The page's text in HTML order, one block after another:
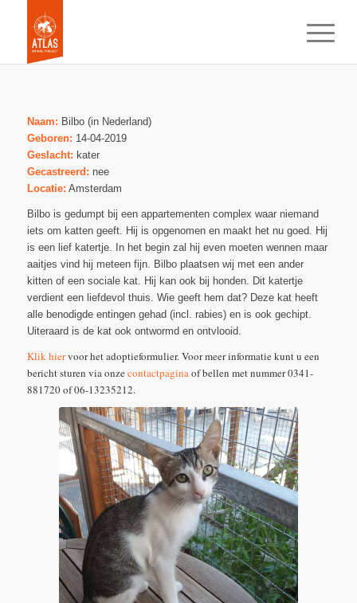
Naam: Bilbo (in Nederland)
Geboren: 14-04-2019
Geslacht: kater
Gecastreerd: nee
Locatie: Amsterdam
Bilbo is gedumpt bij een appartementen complex waar niemand
iets om katten geeft. Hij is opgenomen en maakt het nu goed. Hij
is een lief katertje. In het begin zal hij even moeten wennen maar
aaitjes vind hij meteen fijn. Bilbo plaatsen wij met een ander
kitten of een sociale kat. Hij kan ook bij honden. Dit katertje
verdient een liefdevol thuis. Wie geeft hem dat? Deze kat heeft
alle benodigde entingen gehad (incl. rabies) en is ook gechipt.
Uiteraard is de kat ook ontwormd en ontvlooid.
Klik hiervoor het adoptieformulier. Voor meer informatie kunt u een
bericht sturen via onzecontactpaginaof bellen met nummer 0341-
881720 of 06-13235212.